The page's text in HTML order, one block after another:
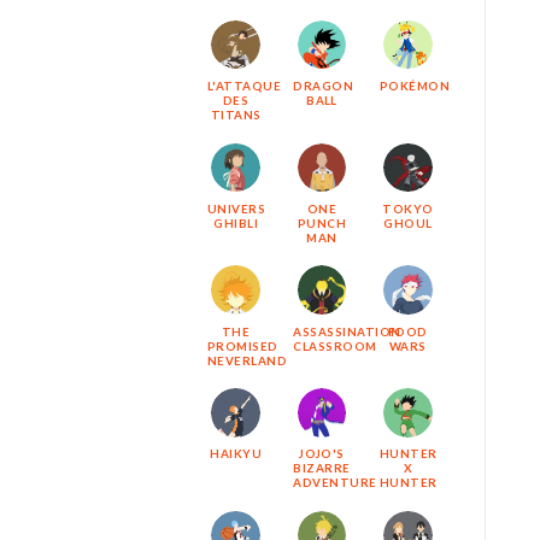
L'ATTAQUE
DES
TITANS
DRAGON
BALL
POKÉMON
UNIVERS
GHIBLI
ONE
PUNCH
MAN
TOKYO
GHOUL
THE
PROMISED
NEVERLAND
ASSASSINATION
CLASSROOM
FOOD
WARS
HAIKYU
JOJO'S
BIZARRE
ADVENTURE
HUNTER
X
HUNTER